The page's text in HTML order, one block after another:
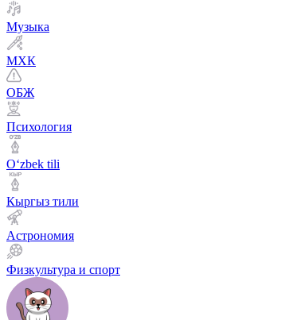
Музыка
МХК
ОБЖ
Психология
Оʻzbek tili
Кыргыз тили
Астрономия
Физкультура и спорт